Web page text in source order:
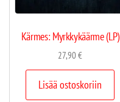
Kärmes: Myrkkykäärme (LP)
27,90€
Lisää ostoskoriin